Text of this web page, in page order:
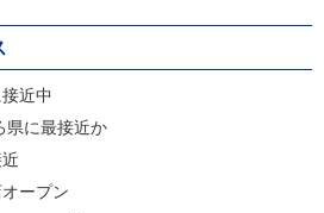
近中
県に最接近か
ープン